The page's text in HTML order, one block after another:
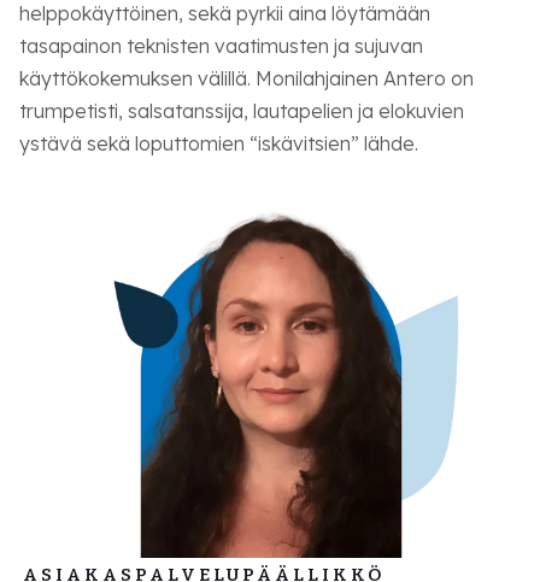
helppokäyttöinen, sekä pyrkii aina löytämään
tasapainon teknisten vaatimusten ja sujuvan
käyttökokemuksen välillä. Monilahjainen Antero on
trumpetisti, salsatanssija, lautapelien ja elokuvien
ystävä sekä loputtomien “iskävitsien” lähde.
ASIAKASPALVELUPÄÄLLIKKÖ